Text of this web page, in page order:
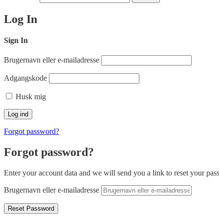
Log In
Sign In
Brugernavn eller e-mailadresse
Adgangskode
Husk mig
Forgot password?
Forgot password?
Enter your account data and we will send you a link to reset your
Brugernavn eller e-mailadresse